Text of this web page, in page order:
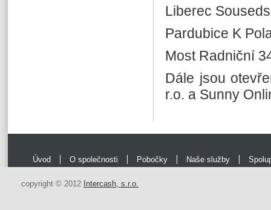
Liberec
Pardubice K
Most Radniční
Dále jsou
r.o. a Sunny
Úvod O společnosti Pobočky Naše služby
copyright © 2012 Intercash, s.r.o.